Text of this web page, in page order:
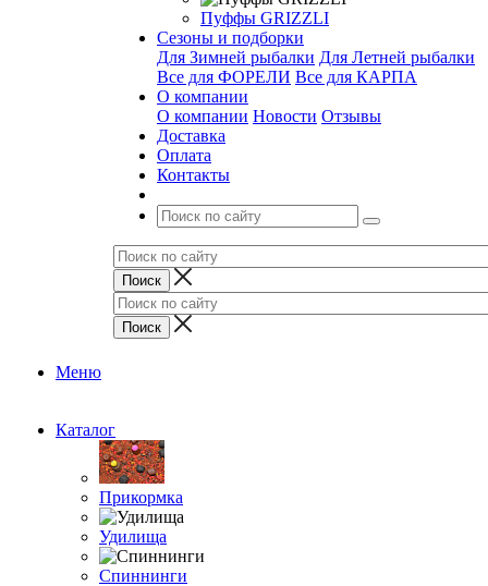
Пуффы GRIZZLI
Сезоны и подборки
Для Зимней рыбалки Для Летней рыбалки
Все для ФОРЕЛИ Все для КАРПА
О компании
О компании Новости Отзывы
Доставка
Оплата
Контакты
Меню
Каталог
Прикормка
Удилища
Спиннинги